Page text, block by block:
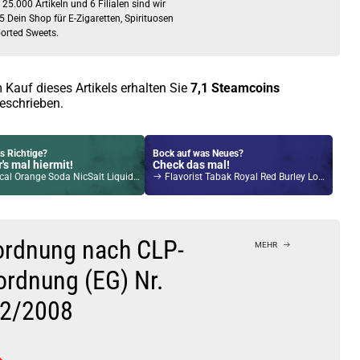
Dein Shop für E-Zigaretten, Spirituosen
Sweets.
Richtige?
mal hiermit!
Soda NicSalt Liquid by Dash Overload 10ml / 20mg
Bock auf was Neues?
Check das mal!
Flavorist Tabak Royal Red Burley Longfill Aroma
sparen?
nach CLP-
(EG) Nr.
2008